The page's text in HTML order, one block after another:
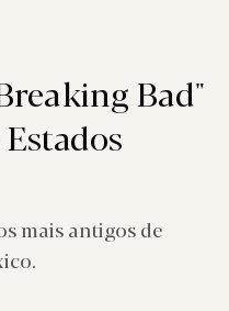
Bad"
mais antigos de